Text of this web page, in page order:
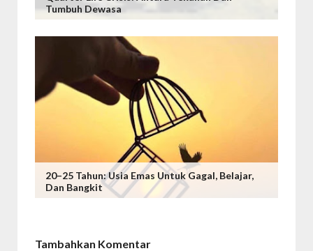
Tumbuh Dewasa
20–25 Tahun: Usia Emas Untuk Gagal, Belajar,
Dan Bangkit
Tambahkan Komentar